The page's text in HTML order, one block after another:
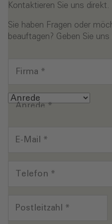
Kontaktieren Sie uns
Sie haben Fragen oder
beauftagen? Geben Sie
Firma *
Anrede*
E-Mail *
Telefon *
Postleitzahl *